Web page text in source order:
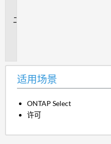
适用场景
ONTAP Select
许可